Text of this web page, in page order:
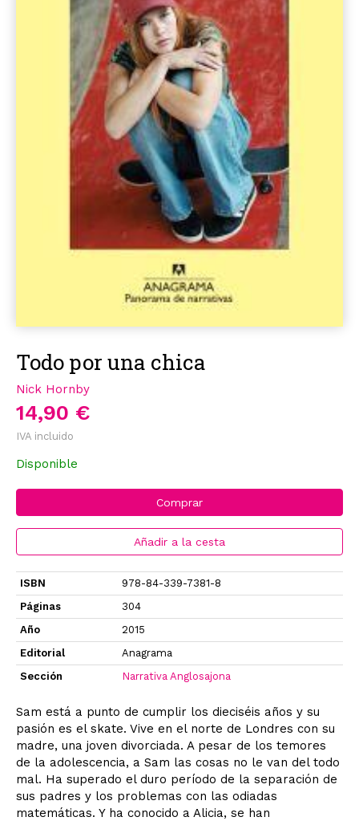
Todo por una chica
Nick Hornby
14,90 €
IVA incluido
Disponible
Comprar
Añadir a la cesta
ISBN
978-84-339-7381-8
Páginas
304
Año
2015
Editorial
Anagrama
Sección
Narrativa Anglosajona
Sam está a punto de cumplir los dieciséis años y su
pasión es el skate. Vive en el norte de Londres con su
madre, una joven divorciada. A pesar de los temores
de la adolescencia, a Sam las cosas no le van del todo
mal. Ha superado el duro período de la separación de
sus padres y los problemas con las odiadas
matemáticas. Y ha conocido a Alicia, se han